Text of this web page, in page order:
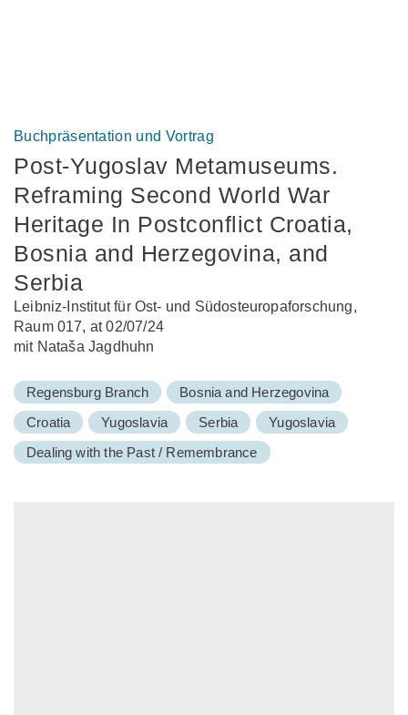
Buchpräsentation und Vortrag
Post-Yugoslav Metamuseums.
Reframing Second World War
Heritage In Postconflict Croatia,
Bosnia and Herzegovina, and
Serbia
Leibniz-Institut für Ost- und Südosteuropaforschung,
Raum 017, at 02/07/24
mit Nataša Jagdhuhn
Regensburg Branch
Bosnia and Herzegovina
Croatia
Yugoslavia Serbia
Yugoslavia
Dealing with the Past / Remembrance